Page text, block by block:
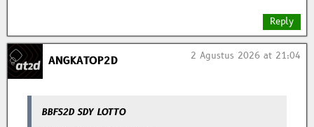
Reply
ANGKATOP2D 2 Agustus 2026 at 21:04
BBFS2D SDY LOTTO